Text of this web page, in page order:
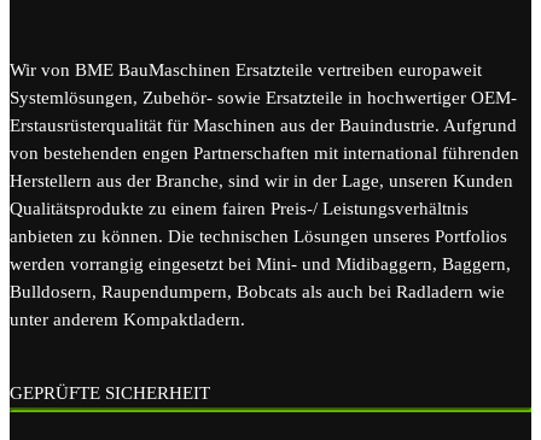
Wir von BME BauMaschinen Ersatzteile vertreiben europaweit
Systemlösungen, Zubehör- sowie Ersatzteile in hochwertiger OEM-
Erstausrüsterqualität für Maschinen aus der Bauindustrie. Aufgrund
von bestehenden engen Partnerschaften mit international führenden
Herstellern aus der Branche, sind wir in der Lage, unseren Kunden
Qualitätsprodukte zu einem fairen Preis-/ Leistungsverhältnis
anbieten zu können. Die technischen Lösungen unseres Portfolios
werden vorrangig eingesetzt bei Mini- und Midibaggern, Baggern,
Bulldosern, Raupendumpern, Bobcats als auch bei Radladern wie
unter anderem Kompaktladern.
GEPRÜFTE SICHERHEIT